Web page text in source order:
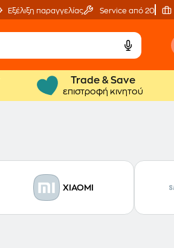
Εξέλιξη παραγγελίας Service από 20'
Trade & Save
επιστροφή κινητού
XIAOMI